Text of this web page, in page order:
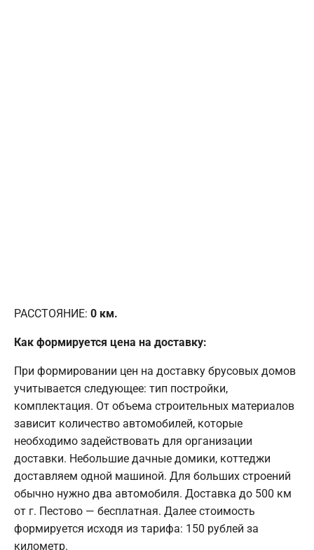
РАССТОЯНИЕ: 0 км.
Как формируется цена на доставку:
При формировании цен на доставку брусовых домов
учитывается следующее: тип постройки,
комплектация. От объема строительных материалов
зависит количество автомобилей, которые
необходимо задействовать для организации
доставки. Небольшие дачные домики, коттеджи
доставляем одной машиной. Для больших строений
обычно нужно два автомобиля. Доставка до 500 км
от г. Пестово — бесплатная. Далее стоимость
формируется исходя из тарифа: 150 рублей за
километр.